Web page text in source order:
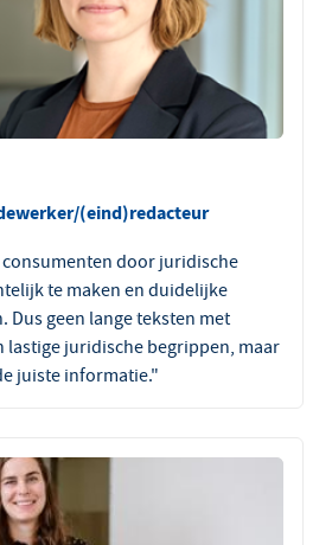
(eind)redacteur
consumenten door juridische
te maken en duidelijke
Dus geen lange teksten met
lastige juridische begrippen, maar
juiste informatie."